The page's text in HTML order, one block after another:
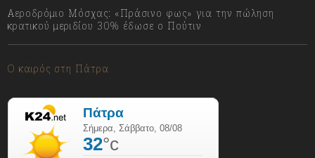
Αεροδρόμιο Μόσχας: «Πράσινο φως» για την πώληση
κρατικού μεριδίου 30% έδωσε ο Πούτιν
Ο καιρός στη Πάτρα